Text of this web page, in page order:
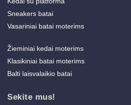
Sneakers batai
Vasariniai batai moterims
Žieminiai kedai moterims
Klasikiniai batai moterims
Balti laisvalaikio batai
Sekite mus!